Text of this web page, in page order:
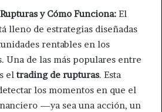
y Cómo Funciona: El
lleno de estrategias diseñadas
rentables en los
Una de las más populares entre
eltrading de rupturas. Esta
los momentos en que el
—ya sea una acción, un